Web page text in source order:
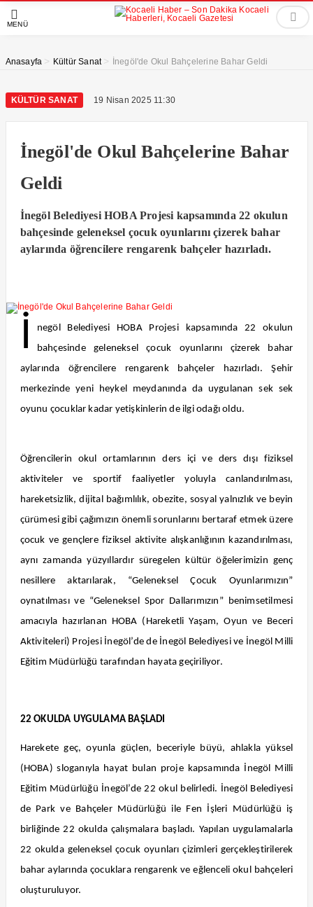
MENÜ
Anasayfa > Kültür Sanat > İnegöl'de Okul Bahçelerine Bahar Geldi
KÜLTÜR SANAT 19 Nisan 2025 11:30
İnegöl'de Okul Bahçelerine Bahar
Geldi
İnegöl Belediyesi HOBA Projesi kapsamında 22 okulun
bahçesinde geleneksel çocuk oyunlarını çizerek bahar
aylarında öğrencilere rengarenk bahçeler hazırladı.
İ
negöl Belediyesi HOBA Projesi kapsamında 22 okulun
bahçesinde geleneksel çocuk oyunlarını çizerek bahar
aylarında öğrencilere rengarenk bahçeler hazırladı. Şehir
merkezinde yeni heykel meydanında da uygulanan sek sek
oyunu çocuklar kadar yetişkinlerin de ilgi odağı oldu.
Öğrencilerin okul ortamlarının ders içi ve ders dışı fiziksel
aktiviteler ve sportif faaliyetler yoluyla canlandırılması,
hareketsizlik, dijital bağımlılık, obezite, sosyal yalnızlık ve beyin
çürümesi gibi çağımızın önemli sorunlarını bertaraf etmek üzere
çocuk ve gençlere fiziksel aktivite alışkanlığının kazandırılması,
aynı zamanda yüzyıllardır süregelen kültür öğelerimizin genç
nesillere aktarılarak, “Geleneksel Çocuk Oyunlarımızın”
oynatılması ve “Geleneksel Spor Dallarımızın” benimsetilmesi
amacıyla hazırlanan HOBA (Hareketli Yaşam, Oyun ve Beceri
Aktiviteleri) Projesi İnegöl’de de İnegöl Belediyesi ve İnegöl Milli
Eğitim Müdürlüğü tarafından hayata geçiriliyor.
22 OKULDA UYGULAMA BAŞLADI
Harekete geç, oyunla güçlen, beceriyle büyü, ahlakla yüksel
(HOBA) sloganıyla hayat bulan proje kapsamında İnegöl Milli
Eğitim Müdürlüğü İnegöl’de 22 okul belirledi. İnegöl Belediyesi
de Park ve Bahçeler Müdürlüğü ile Fen İşleri Müdürlüğü iş
birliğinde 22 okulda çalışmalara başladı. Yapılan uygulamalarla
22 okulda geleneksel çocuk oyunları çizimleri gerçekleştirilerek
bahar aylarında çocuklara rengarenk ve eğlenceli okul bahçeleri
oluşturuluyor.